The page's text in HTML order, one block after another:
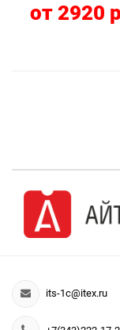
от 2920
its-1c@itex.ru